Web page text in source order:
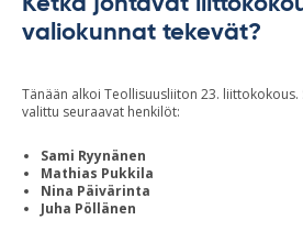
valiokunnat tekevät?
Tänään alkoi Teollisuusliiton 23. liittokokous.
valittu seuraavat henkilöt:
Sami Ryynänen
Mathias Pukkila
Nina Päivärinta
Juha Pöllänen